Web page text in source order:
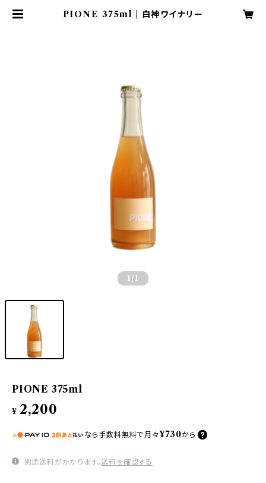
PIONE 375ml | 白神ワイナリー
1 /1
PIONE 375ml
¥ 2,200
なら 手数料無料で 月々¥730から
別途送料がかかります。送料を確認する